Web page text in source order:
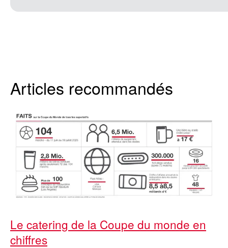
Articles recommandés
Le catering de la Coupe du monde en
chiffres